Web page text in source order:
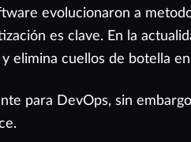
evolucionaron a
es clave. En la
elimina cuellos de botella
para DevOps, sin